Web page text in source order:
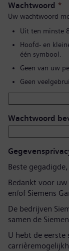
Wachtwoord *
Uw wachtwoord
Uit ten minste
Hoofd- en
één symbool.
Geen van uw
Geen
Wachtwoord
Beste gegadigde,
Bedankt voor uw
en/of Siemens
De bedrijven
samen de
U hebt de